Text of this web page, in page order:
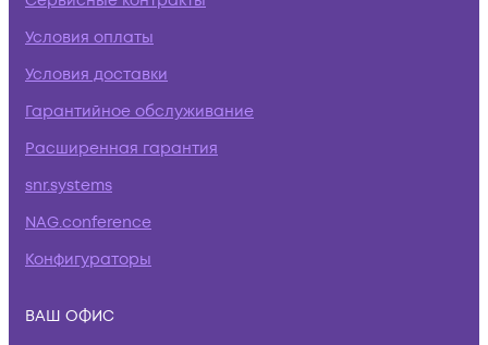
Условия оплаты
Условия доставки
Гарантийное обслуживание
Расширенная гарантия
snr.systems
NAG.conference
Конфигураторы
ВАШ ОФИС